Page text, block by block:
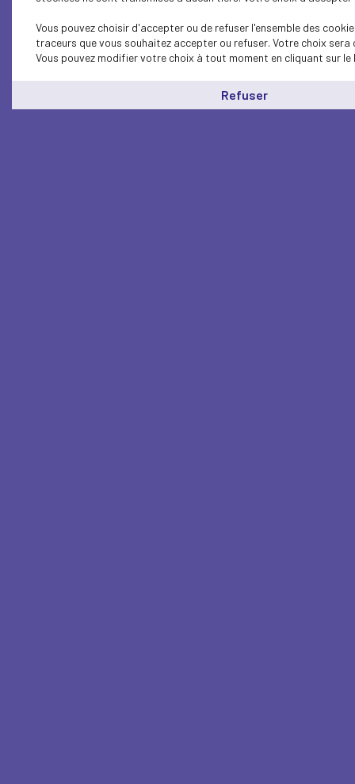
Vous pouvez choisir d'accepter ou de refuser l'ensemble des
traceurs que vous souhaitez accepter ou refuser. Votre choix
Vous pouvez modifier votre choix à tout moment en cliquant sur le
Refuser